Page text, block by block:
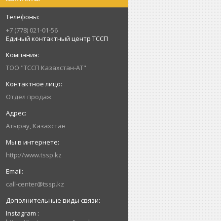
+7 (778) 021-01-56
Единый контактный центр ТССП
ТОО "ТССП Казахстан-АТ"
Отдел продаж
Атырау, Казахстан
http://www.tssp.kz
call-center@tssp.kz
Instagram